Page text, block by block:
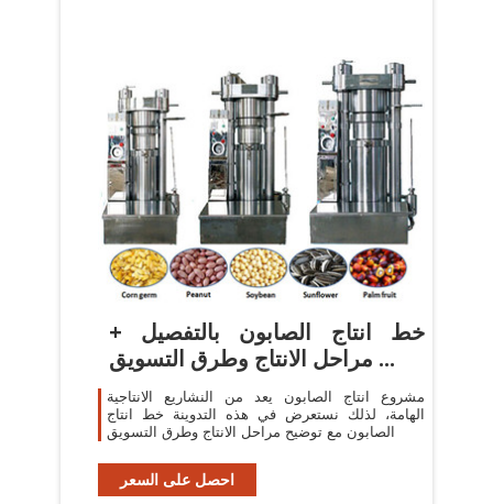
خط انتاج الصابون بالتفصيل +
مراحل الانتاج وطرق التسويق ...
مشروع انتاج الصابون يعد من النشاريع الانتاجية
الهامة، لذلك نستعرض في هذه التدوينة خط انتاج
الصابون مع توضيح مراحل الانتاج وطرق التسويق
احصل على السعر